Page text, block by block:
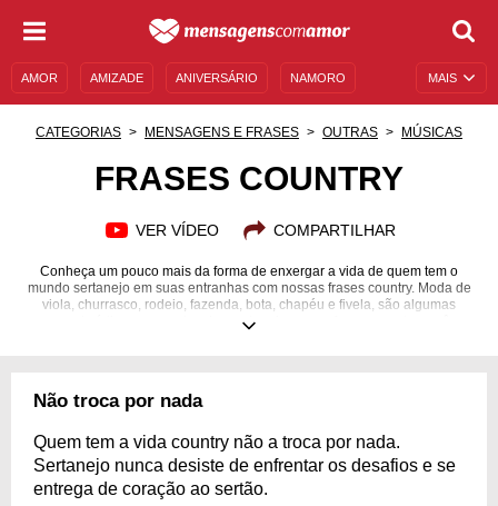
MAIS
AMOR AMIZADE ANIVERSÁRIO NAMORO
CATEGORIAS MENSAGENS E FRASES OUTRAS MÚSICAS
FRASES COUNTRY
VER VÍDEO COMPARTILHAR
Conheça um pouco mais da forma de enxergar a vida de quem tem o
mundo sertanejo em suas entranhas com nossas frases country. Moda de
viola, churrasco, rodeio, fazenda, bota, chapéu e fivela, são algumas
características marcantes dos sertanejos, e em frases country você
é fácil, mas ensina muita coisa. Leia e confira!
Não troca por nada
Quem tem a vida country não a troca por nada.
Sertanejo nunca desiste de enfrentar os desafios e se
entrega de coração ao sertão.